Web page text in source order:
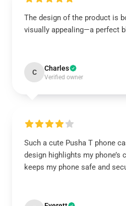
The design of the product is
visually appealing—a perfect
C Charles
Verified owner
Such a cute Pusha T phone
design highlights my phone’s
keeps my phone safe and